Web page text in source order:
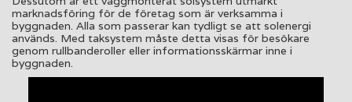
marknadsföring för de företag som är verksamma i
byggnaden. Alla som passerar kan tydligt se att solenergi
används. Med taksystem måste detta visas för besökare
genom rullbanderoller eller informationsskärmar inne i
byggnaden.